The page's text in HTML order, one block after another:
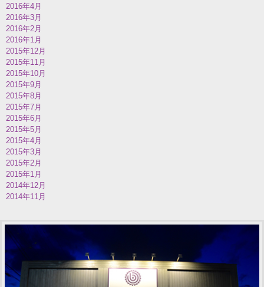
2016年4月
2016年3月
2016年2月
2016年1月
2015年12月
2015年11月
2015年10月
2015年9月
2015年8月
2015年7月
2015年6月
2015年5月
2015年4月
2015年3月
2015年2月
2015年1月
2014年12月
2014年11月